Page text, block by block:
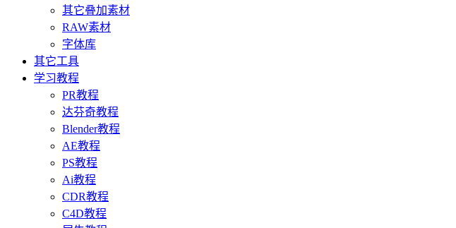
其它叠加素材
RAW素材
字体库
其它工具
学习教程
PR教程
达芬奇教程
Blender教程
AE教程
PS教程
Ai教程
CDR教程
C4D教程